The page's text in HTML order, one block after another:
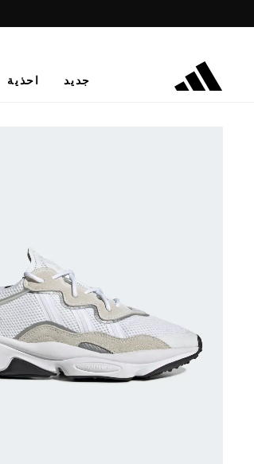
جديد احذية